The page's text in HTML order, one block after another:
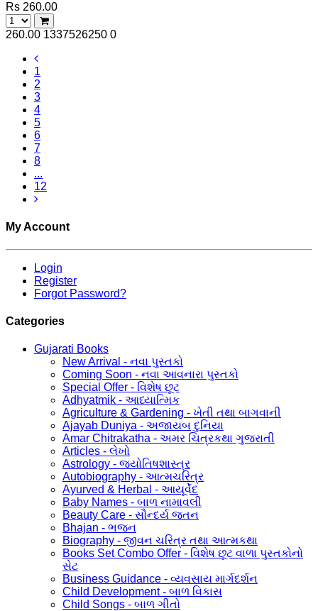
Rs 260.00
260.00 1337526250 0
1
2
3
4
5
6
7
8
...
12
My Account
Login
Register
Forgot Password?
Categories
Gujarati Books
New Arrival - નવા પુસ્તકો
Coming Soon - નવા આવનારા પુસ્તકો
Special Offer - વિશેષ છૂટ
Adhyatmik - આધ્યાત્મિક
Agriculture & Gardening - ખેતી તથા બાગવાની
Ajayab Duniya - અજાયબ દુનિયા
Amar Chitrakatha - અમર ચિત્રકથા ગુજરાતી
Articles - લેખો
Astrology - જ્યોતિષશાસ્ત્ર
Autobiography - આત્મચરિત્ર
Ayurved & Herbal - આયૂર્વેદ
Baby Names - બાળ નામાવલી
Beauty Care - સૌન્દર્ય જતન
Bhajan - ભજન
Biography - જીવન ચરિત્ર તથા આત્મકથા
Books Set Combo Offer - વિશેષ છૂટ વાળા પુસ્તકોનો
સેટ
Business Guidance - વ્યવસાય માર્ગદર્શન
Child Development - બાળ વિકાસ
Child Songs - બાળ ગીતો